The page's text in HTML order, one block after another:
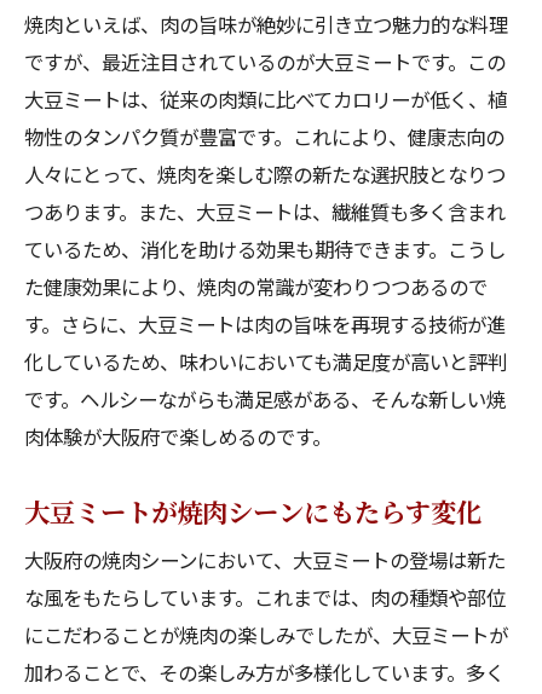
焼肉といえば、肉の旨味が絶妙に引き立つ魅力的な料理
ですが、最近注目されているのが大豆ミートです。この
大豆ミートは、従来の肉類に比べてカロリーが低く、植
物性のタンパク質が豊富です。これにより、健康志向の
人々にとって、焼肉を楽しむ際の新たな選択肢となりつ
つあります。また、大豆ミートは、繊維質も多く含まれ
ているため、消化を助ける効果も期待できます。こうし
た健康効果により、焼肉の常識が変わりつつあるので
す。さらに、大豆ミートは肉の旨味を再現する技術が進
化しているため、味わいにおいても満足度が高いと評判
です。ヘルシーながらも満足感がある、そんな新しい焼
肉体験が大阪府で楽しめるのです。
大豆ミートが焼肉シーンにもたらす変化
大阪府の焼肉シーンにおいて、大豆ミートの登場は新た
な風をもたらしています。これまでは、肉の種類や部位
にこだわることが焼肉の楽しみでしたが、大豆ミートが
加わることで、その楽しみ方が多様化しています。多く